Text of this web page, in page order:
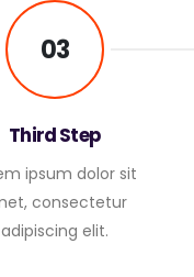
03
Third Step
ipsum dolor sit
consectetur
adipiscing elit.